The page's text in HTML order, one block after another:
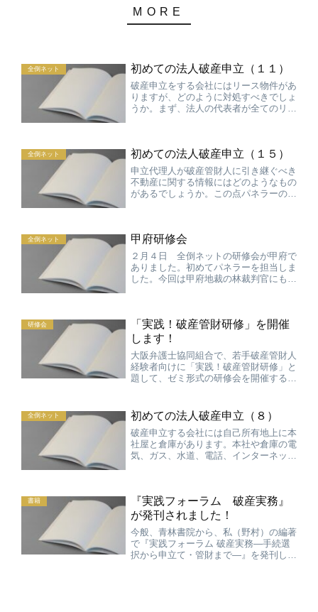
全倒ネット 初めての法人破産申立（１１）
破産申立をする会社にはリース物件があ
りますが、どのように対処すべきでしょ
うか。まず、法人の代表者が全てのリー
ース物件については契約を...
全倒ネット 初めての法人破産申立（１５）
申立代理人が破産管財人に引き継ぐべき
不動産に関する情報にはどのようなもの
があるでしょうか。この点パネラーの先
占有状況等に関する情報は...
全倒ネット 甲府研修会
２月４日 全倒ネットの研修会が甲府で
ありました。初めてパネラーを担当しま
した。今回は甲府地裁の林裁判官にもパ
の伊藤尚先生と山梨の吉澤...
研修会
「実践！破産管財研修」を開催
します！
大阪弁護士協同組合で、若手破産管財人
経験者向けに「実践！破産管財研修」と
題して、ゼミ形式の研修会を開催するこ
曜日午後６時３０分から８時４０分の予
定です。 今日配布された...
全倒ネット 初めての法人破産申立（８）
破産申立する会社には自己所有地上に本
社屋と倉庫があります。本社や倉庫の電
気、ガス、水道、電話、インターネット
しては解除することを考え...
書籍
『実践フォーラム 破産実務』
が発刊されました！
今般、青林書院から、私（野村）の編著
で『実践フォーラム 破産実務—手続選
択から申立て・管財まで—』を発刊して